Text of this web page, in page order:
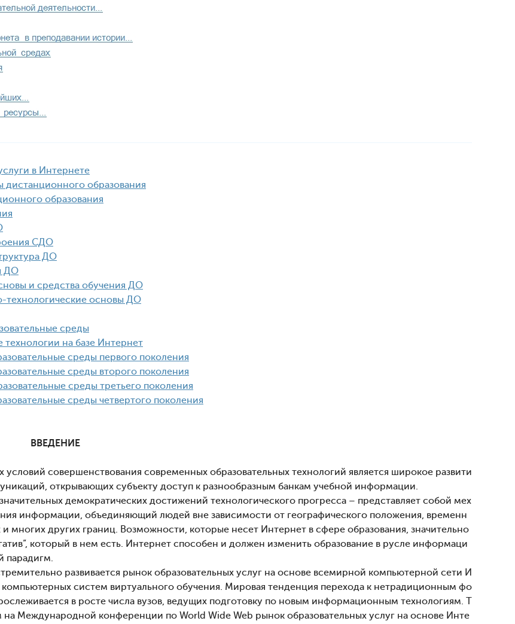
в Интернете
образования
образования
СДО
ДО
ДО
и средства обучения ДО
основы ДО
среды
технологии на базе Интернет
среды первого поколения
среды второго поколения
среды третьего поколения
среды четвертого поколения
совершенствования современных образовательных технологий является широкое развити
открывающих субъекту доступ к разнообразным банкам учебной информации.
демократических достижений технологического прогресса – представляет собой мех
информации, объединяющий людей вне зависимости от географического положения, временн
и многих других границ. Возможности, которые несет Интернет в сфере образования, значительно
который в нем есть. Интернет способен и должен изменить образование в русле информаци
парадигм.
развивается рынок образовательных услуг на основе всемирной компьютерной сети И
систем виртуального обучения. Мировая тенденция перехода к нетрадиционным фо
в росте числа вузов, ведущих подготовку по новым информационным технологиям. Т
Международной конференции по World Wide Web рынок образовательных услуг на основе Инте